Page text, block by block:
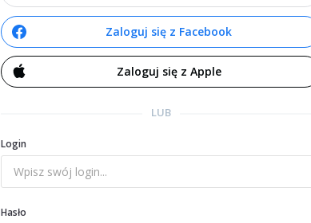
Zaloguj się z Facebook
Zaloguj się z Apple
LUB
Login
Hasło